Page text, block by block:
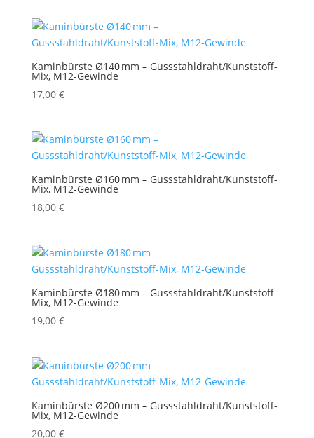
Kaminbürste Ø140 mm – Gussstahldraht/Kunststoff-
Mix, M12-Gewinde
17,00 €
Kaminbürste Ø160 mm – Gussstahldraht/Kunststoff-
Mix, M12-Gewinde
18,00 €
Kaminbürste Ø180 mm – Gussstahldraht/Kunststoff-
Mix, M12-Gewinde
19,00 €
Kaminbürste Ø200 mm – Gussstahldraht/Kunststoff-
Mix, M12-Gewinde
20,00 €